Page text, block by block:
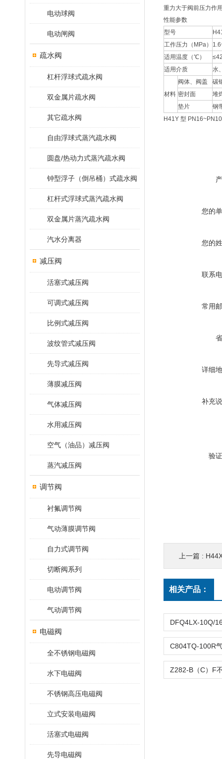
电动球阀
电动闸阀
疏水阀
杠杆浮球式疏水阀
双金属片疏水阀
其它疏水阀
自由浮球式蒸汽疏水阀
圆盘/热动力式蒸汽疏水阀
钟型浮子（倒吊桶）式疏水阀
杠杆式浮球式蒸汽疏水阀
双金属片蒸汽疏水阀
汽水分离器
减压阀
活塞式减压阀
可调式减压阀
比例式减压阀
波纹管式减压阀
先导式减压阀
薄膜减压阀
气体减压阀
水用减压阀
空气（油品）减压阀
蒸汽减压阀
调节阀
衬氟调节阀
气动薄膜调节阀
自力式调节阀
切断阀系列
电动调节阀
气动调节阀
电磁阀
全不锈钢电磁阀
水下电磁阀
不锈钢高压电磁阀
立式安装电磁阀
活塞式电磁阀
先导电磁阀
重力大于阀前压力作
性能参数
型号
工作压力（MPa）
适用温度（℃）
适用介质
水
材料
阀体、阀盖
碳
密封面
堆
垫片
钢
H41Y 型
您的
您的
联系
常用
详细
补充
验
上一篇 :
相关产品：